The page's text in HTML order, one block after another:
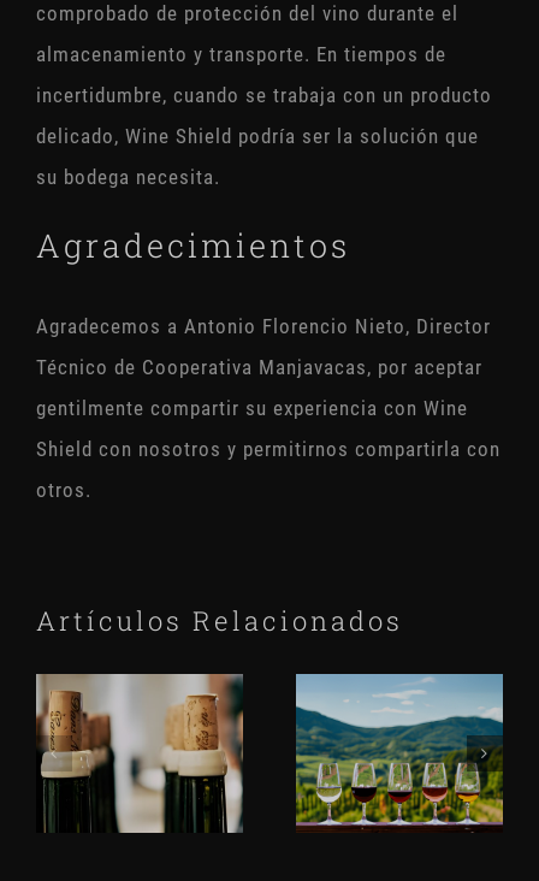
comprobado de protección del vino durante el
almacenamiento y transporte. En tiempos de
incertidumbre, cuando se trabaja con un producto
delicado, Wine Shield podría ser la solución que
su bodega necesita.
Agradecimientos
Agradecemos a Antonio Florencio Nieto, Director
Técnico de Cooperativa Manjavacas, por aceptar
gentilmente compartir su experiencia con Wine
Shield con nosotros y permitirnos compartirla con
otros.
Artículos Relacionados